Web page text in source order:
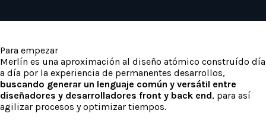
Para empezar
Merlín es una aproximación al diseño atómico construído día
a día por la experiencia de permanentes desarrollos,
buscando generar un lenguaje común y versátil entre
diseñadores y desarrolladores front y back end, para así
agilizar procesos y optimizar tiempos.